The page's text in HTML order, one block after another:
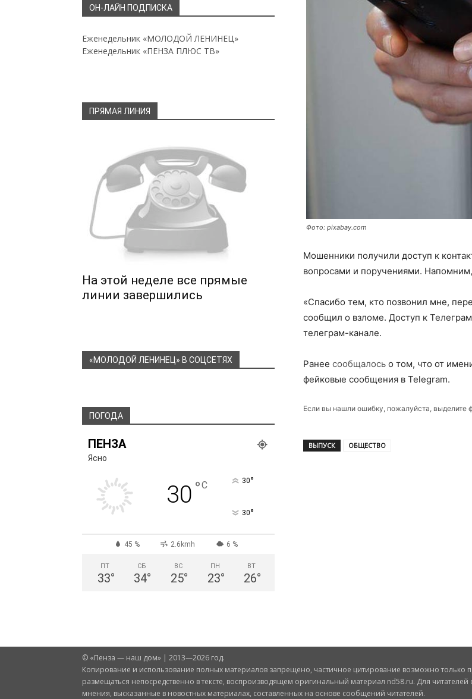
Фото: pixabay.com
Мошенники получили доступ к
вопросами и поручениями.
«Спасибо тем, кто позвонил мне,
сообщил о взломе. Доступ к
телеграм-канале.
Ранее сообщалось о том, что от
фейковые сообщения в Telegram.
Если вы нашли ошибку, пожалуйста, выделите
ВЫПУСК ОБЩЕСТВО
ОН-ЛАЙН ПОДПИСКА
Еженедельник «МОЛОДОЙ ЛЕНИНЕЦ»
Еженедельник «ПЕНЗА ПЛЮС ТВ»
ПРЯМАЯ ЛИНИЯ
На этой неделе все прямые
линии завершились
«МОЛОДОЙ ЛЕНИНЕЦ» В СОЦСЕТЯХ
ПОГОДА
ПЕНЗА
Ясно
30 °C 30°
30°
45 % 2.6kmh 6 %
ПТ
33°
СБ
34°
ВС
25°
ПН
23°
ВТ
26°
© «Пенза — наш дом» | 2013—2026 год.
Копирование и использование полных материалов запрещено, частичное цитирование возможно только
размещаться непосредственно в тексте, воспроизводящем оригинальный материал nd58.ru. Для
мнения, высказанные в новостных материалах, составленных на основе сообщений читателей.